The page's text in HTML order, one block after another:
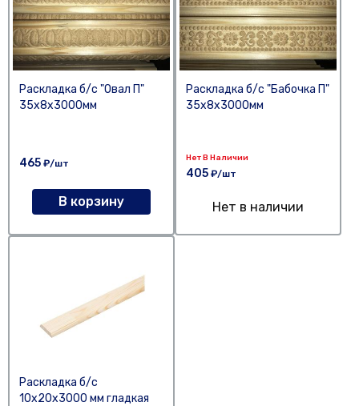
Раскладка б/с "Овал П"
35х8х3000мм
465 ₽/шт
В корзину
Раскладка б/с "Бабочка П"
35х8х3000мм
Нет В Наличии
405 ₽/шт
Нет в наличии
Раскладка б/с
10x20х3000 мм гладкая